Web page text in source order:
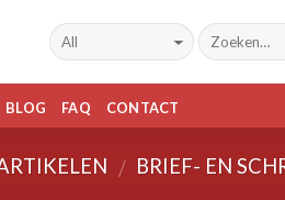
BLOG FAQ CONTACT
/ BRIEF- EN